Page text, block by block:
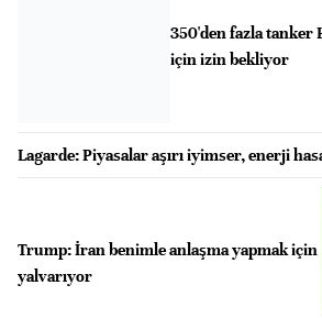
350'den fazla tanker
için izin bekliyor
Lagarde: Piyasalar aşırı iyimser, enerji
Trump: İran benimle anlaşma yapmak için
yalvarıyor